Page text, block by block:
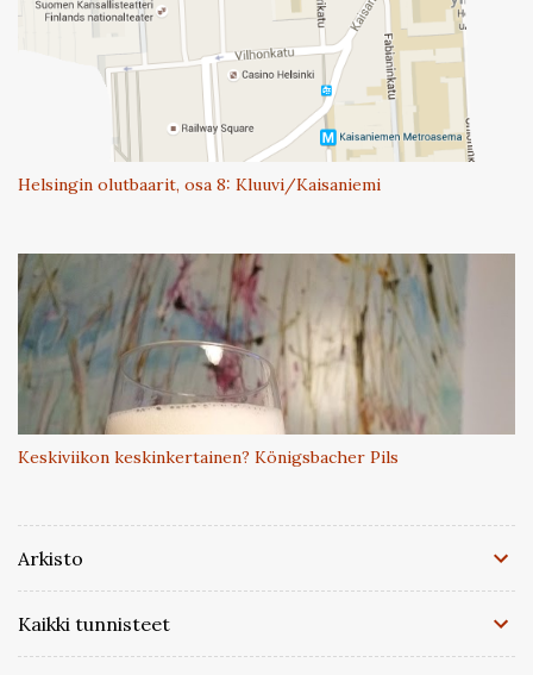
Helsingin olutbaarit, osa 8: Kluuvi/Kaisaniemi
Keskiviikon keskinkertainen? Königsbacher Pils
Arkisto
Kaikki tunnisteet